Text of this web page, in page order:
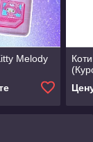
Melody